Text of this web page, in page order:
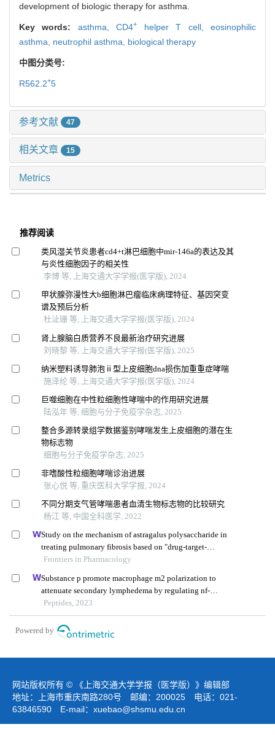
development of biologic therapy for asthma.
Key words: asthma,CD4+ helper T cell,eosinophilic
asthma, neutrophil asthma, biological therapy
中图分类号:
R562.2+5
参考文献 47
相关文章 15
Metrics
推荐阅读
类风湿关节炎患者cd4+t淋巴细胞中mir-146a的表达及其
与炎性细胞因子的相关性
李博 等, 上海交通大学学报(医学版), 2024
甲状腺弥漫性大b细胞淋巴瘤临床病理特征、基因突变
谱及预后分析
杜沚珊 等, 上海交通大学学报(医学版), 2024
肾上腺脑白质营养不良最新治疗研究进展
刘晓黎 等, 上海交通大学学报(医学版), 2025
纳米塑料诱导肺泡ⅱ型上皮细胞dna损伤加重重症哮喘
施泽纶 等, 上海交通大学学报(医学版), 2024
巨噬细胞在中性粒细胞性哮喘中的作用研究进展
陆泓年 等, 细胞与分子免疫学杂志, 2025
整合多源转录组学数据鉴别哮喘发生上皮细胞的潜在生
物标志物
细胞与分子免疫学杂志, 2025
非嗜酸性粒细胞哮喘诊治进展
张心悦 等, 重庆医科大学学报, 2024
不同分期支气管哮喘患者血清生物标志物的比较研究
杨江 等, 中国全科医学, 2022
Study on the mechanism of astragalus polysaccharide in
treating pulmonary fibrosis based on "drug-target-
pathway" network
Frontiers in Pharmacology
Substance p promote macrophage m2 polarization to
attenuate secondary lymphedema by regulating nf-
kb/nlrp3 signaling pathway
Peptides, 2023
Powered by
网站版权所有 © 《上海交通大学学报（医学版）》编辑部
地址：上海市重庆南路280号 邮编：200025 电话：021-
63846590 E-mail： xuebao@shsmu.edu.cn